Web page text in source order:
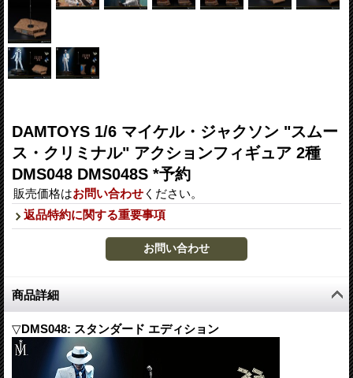
DAMTOYS 1/6 マイケル・ジャクソン "スムー
ス・クリミナル" アクションフィギュア 2種
DMS048 DMS048S *予約
販売価格はお問い合わせ ください。
返品特約に関する重要事項
商品詳細
▽DMS048: スタンダード エディション